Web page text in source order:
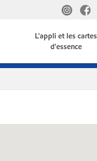
L'appli et les cartes
d'essence